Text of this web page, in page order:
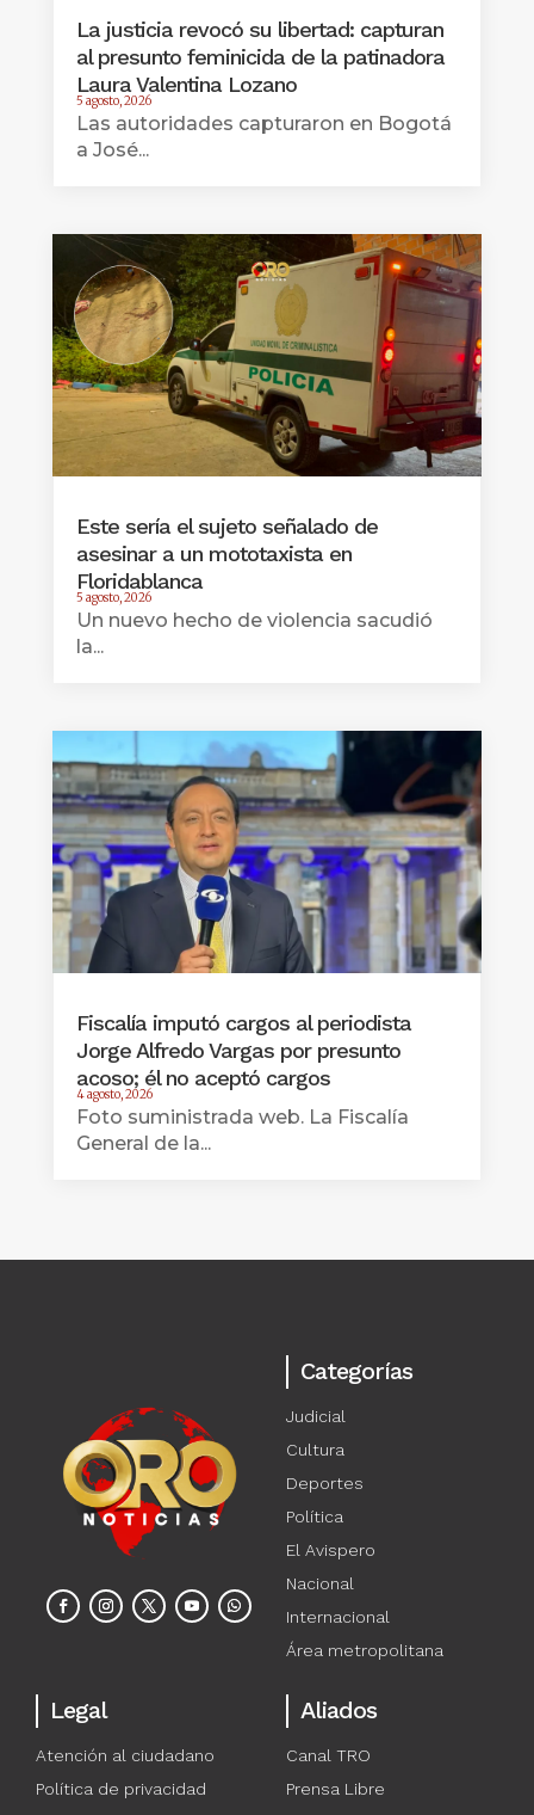
La justicia revocó su libertad: capturan
al presunto feminicida de la patinadora
Laura Valentina Lozano
5 agosto, 2026
Las autoridades capturaron en Bogotá
a José...
Este sería el sujeto señalado de
asesinar a un mototaxista en
Floridablanca
5 agosto, 2026
Un nuevo hecho de violencia sacudió
la...
Fiscalía imputó cargos al periodista
Jorge Alfredo Vargas por presunto
acoso; él no aceptó cargos
4 agosto, 2026
Foto suministrada web. La Fiscalía
General de la...
Categorías
Judicial
Cultura
Deportes
Política
El Avispero
Nacional
Internacional
Área metropolitana
Legal
Atención al ciudadano
Política de privacidad
Aliados
Canal TRO
Prensa Libre